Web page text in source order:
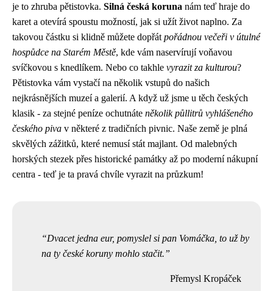
je to zhruba pětistovka. Silná česká koruna nám teď hraje do
karet a otevírá spoustu možností, jak si užít život naplno. Za
takovou částku si klidně můžete dopřát pořádnou večeři v útulné
hospůdce na Starém Městě, kde vám naservírují voňavou
svíčkovou s knedlíkem. Nebo co takhle vyrazit za kulturou?
Pětistovka vám vystačí na několik vstupů do našich
nejkrásnějších muzeí a galerií. A když už jsme u těch českých
klasik - za stejné peníze ochutnáte několik půllitrů vyhlášeného
českého piva v některé z tradičních pivnic. Naše země je plná
skvělých zážitků, které nemusí stát majlant. Od malebných
horských stezek přes historické památky až po moderní nákupní
centra - teď je ta pravá chvíle vyrazit na průzkum!
Dvacet jedna eur, pomyslel si pan Vomáčka, to už by
na ty české koruny mohlo stačit.
Přemysl Kropáček